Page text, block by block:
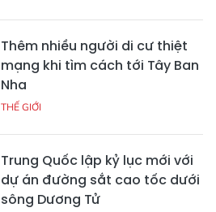
Thêm nhiều người di cư thiệt
mạng khi tìm cách tới Tây Ban
Nha
THẾ GIỚI
Trung Quốc lập kỷ lục mới với
dự án đường sắt cao tốc dưới
sông Dương Tử